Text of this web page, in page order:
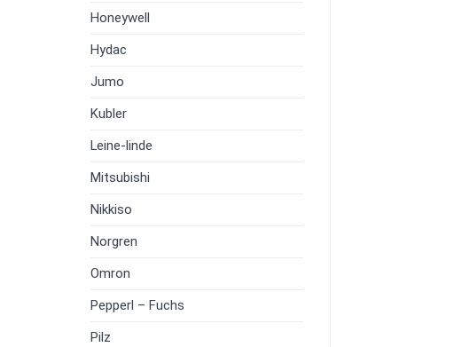
Honeywell
Hydac
Jumo
Kubler
Leine-linde
Mitsubishi
Nikkiso
Norgren
Omron
Pepperl – Fuchs
Pilz